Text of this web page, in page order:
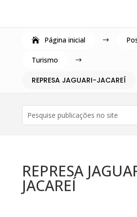
Página inicial $
Turismo $
REPRESA JAGUARI-JACAREÍ
REPRESA
JACAREÍ